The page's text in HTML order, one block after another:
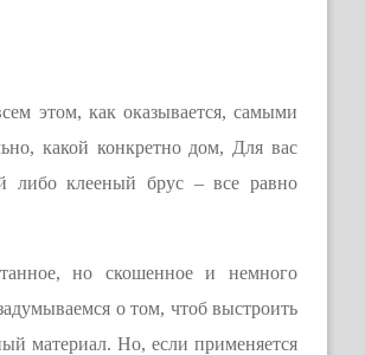
этом, как оказывается, самыми
какой конкретно дом, Для вас
либо клееный брус – все равно
но скошенное и немного
о том, чтоб выстроить
материал. Но, если применяется